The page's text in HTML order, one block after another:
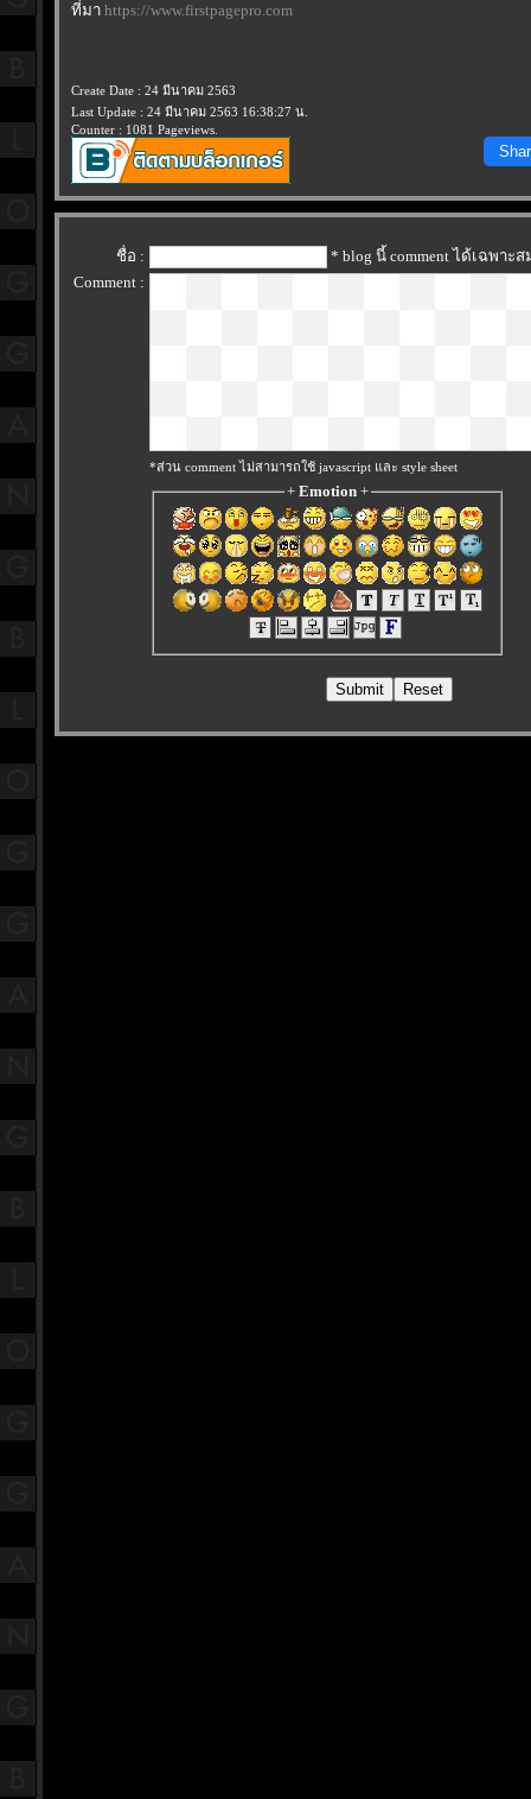
ที่มา https://www.firstpagepro.com
Create Date : 24 มีนาคม 2563
Last Update : 24 มีนาคม 2563 16:38:27 น.
Counter : 1081 Pageviews.
ชื่อ :
* blog นี้ comment ได้เฉพาะ
Comment :
*ส่วน comment ไม่สามารถใช้ javascript และ style sheet
+ Emotion+